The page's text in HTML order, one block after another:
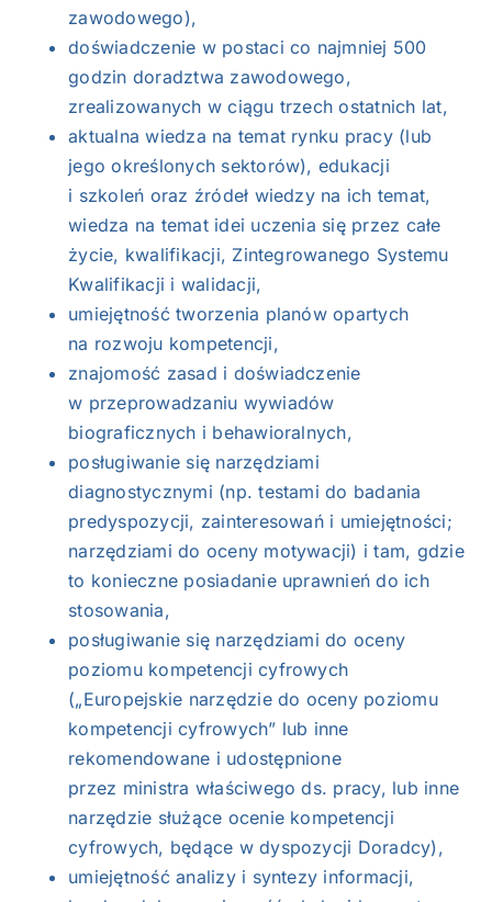
zawodowego),
doświadczenie w postaci co najmniej 500
godzin doradztwa zawodowego,
zrealizowanych w ciągu trzech ostatnich lat,
aktualna wiedza na temat rynku pracy (lub
jego określonych sektorów), edukacji
i szkoleń oraz źródeł wiedzy na ich temat,
wiedza na temat idei uczenia się przez całe
życie, kwalifikacji, Zintegrowanego Systemu
Kwalifikacji i walidacji,
umiejętność tworzenia planów opartych
na rozwoju kompetencji,
znajomość zasad i doświadczenie
w przeprowadzaniu wywiadów
biograficznych i behawioralnych,
posługiwanie się narzędziami
diagnostycznymi (np. testami do badania
predyspozycji, zainteresowań i umiejętności;
narzędziami do oceny motywacji) i tam, gdzie
to konieczne posiadanie uprawnień do ich
stosowania,
posługiwanie się narzędziami do oceny
poziomu kompetencji cyfrowych
(„Europejskie narzędzie do oceny poziomu
kompetencji cyfrowych” lub inne
rekomendowane i udostępnione
przez ministra właściwego ds. pracy, lub inne
narzędzie służące ocenie kompetencji
cyfrowych, będące w dyspozycji Doradcy),
umiejętność analizy i syntezy informacji,